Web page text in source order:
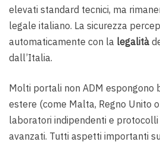
elevati standard tecnici, ma
legale italiano. La sicurezza
automaticamente con la legalità
dall’Italia.
Molti portali non ADM espongono
estere (come Malta, Regno Unito
laboratori indipendenti e
avanzati. Tutti aspetti importanti